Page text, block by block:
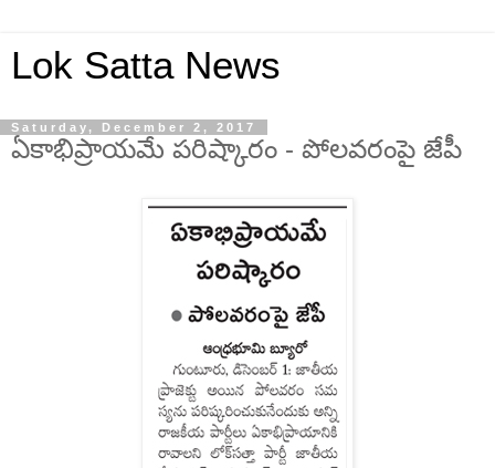
Lok Satta News
Saturday, December 2, 2017
ఏకాభిప్రాయమే పరిష్కారం - పోలవరంపై జేపీ